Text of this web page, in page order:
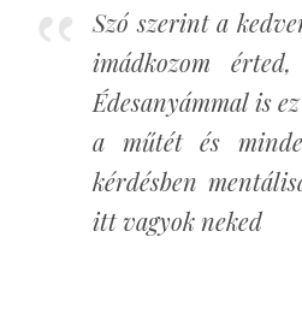
Szó szerint a
imádkozom
Édesanyámmal is
a műtét és
kérdésben
itt vagyok neked